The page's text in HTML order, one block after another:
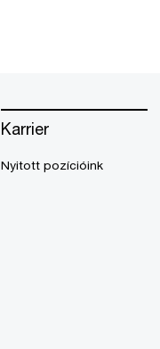
Karrier
Nyitott pozícióink